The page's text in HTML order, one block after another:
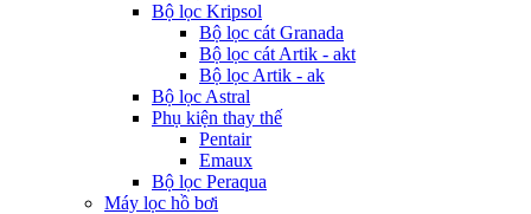
Bộ lọc Kripsol
Bộ lọc cát Granada
Bộ lọc cát Artik - akt
Bộ lọc Artik - ak
Bộ lọc Astral
Phụ kiện thay thế
Pentair
Emaux
Bộ lọc Peraqua
Máy lọc hồ bơi